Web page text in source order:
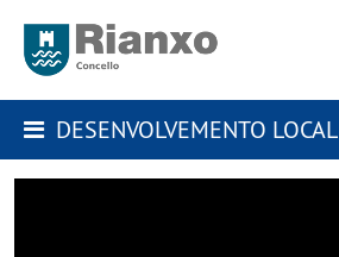
DESENVOLVEMENTO LOCAL